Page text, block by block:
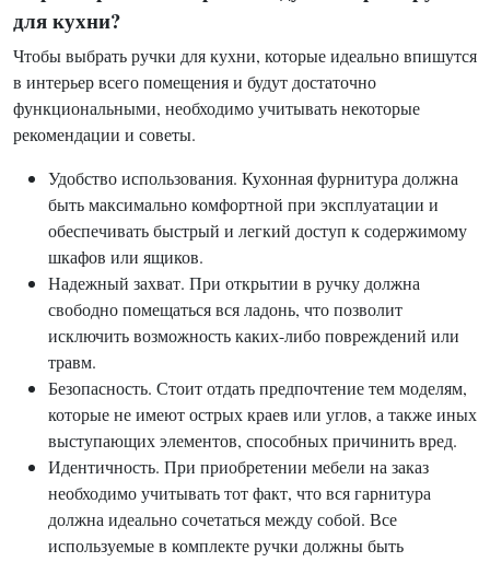
для кухни?
Чтобы выбрать ручки для кухни, которые идеально впишутся
в интерьер всего помещения и будут достаточно
функциональными, необходимо учитывать некоторые
рекомендации и советы.
Удобство использования. Кухонная фурнитура должна
быть максимально комфортной при эксплуатации и
обеспечивать быстрый и легкий доступ к содержимому
шкафов или ящиков.
Надежный захват. При открытии в ручку должна
свободно помещаться вся ладонь, что позволит
исключить возможность каких-либо повреждений или
травм.
Безопасность. Стоит отдать предпочтение тем моделям,
которые не имеют острых краев или углов, а также иных
выступающих элементов, способных причинить вред.
Идентичность. При приобретении мебели на заказ
необходимо учитывать тот факт, что вся гарнитура
должна идеально сочетаться между собой. Все
используемые в комплекте ручки должны быть